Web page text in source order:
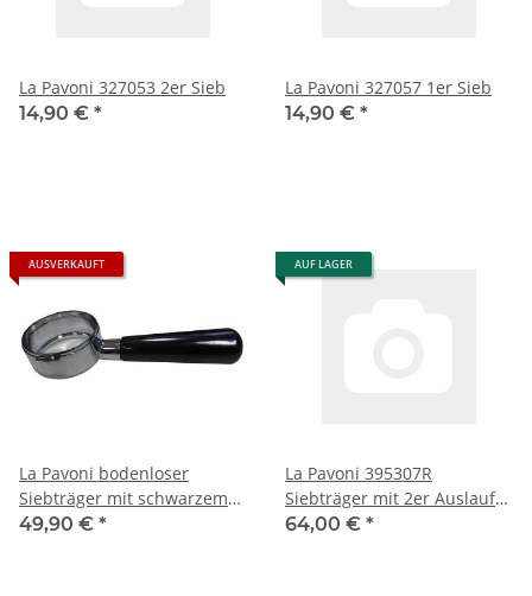
La Pavoni 327053 2er Sieb
14,90 € *
La Pavoni 327057 1er Sieb
14,90 € *
AUSVERKAUFT
La Pavoni bodenloser
Siebträger mit schwarzem
Griff
49,90 € *
AUF LAGER
La Pavoni 395307R
Siebträger mit 2er Auslauf
und schwarzem
64,00 € *